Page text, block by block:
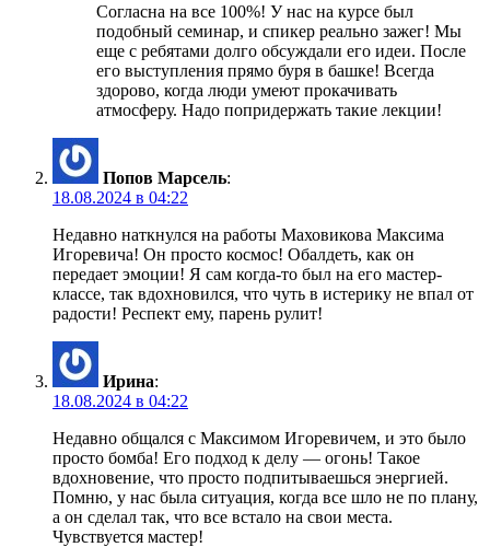
Согласна на все 100%! У нас на курсе был
подобный семинар, и спикер реально зажег! Мы
еще с ребятами долго обсуждали его идеи. После
его выступления прямо буря в башке! Всегда
здорово, когда люди умеют прокачивать
атмосферу. Надо попридержать такие лекции!
Попов Марсель:
18.08.2024 в 04:22
Недавно наткнулся на работы Маховикова Максима
Игоревича! Он просто космос! Обалдеть, как он
передает эмоции! Я сам когда-то был на его мастер-
классе, так вдохновился, что чуть в истерику не впал от
радости! Респект ему, парень рулит!
Ирина:
18.08.2024 в 04:22
Недавно общался с Максимом Игоревичем, и это было
просто бомба! Его подход к делу — огонь! Такое
вдохновение, что просто подпитываешься энергией.
Помню, у нас была ситуация, когда все шло не по плану,
а он сделал так, что все встало на свои места.
Чувствуется мастер!